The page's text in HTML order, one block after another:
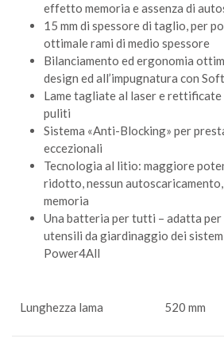
effetto memoria e assenza di
15 mm di spessore di taglio, per
ottimale rami di medio spessore
Bilanciamento ed ergonomia
design ed all’impugnatura con
Lame tagliate al laser e
puliti
Sistema «Anti-Blocking» per
eccezionali
Tecnologia al litio: maggiore
ridotto, nessun
memoria
Una batteria per tutti – adatta
utensili da giardinaggio dei
Power4All
Lunghezza lama 520 mm